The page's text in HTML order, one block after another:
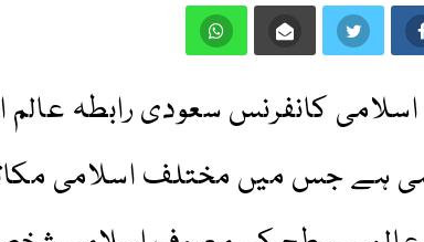
اسلامی کانفرنس سعودی رابطہ
ہے جس میں مختلف اسلامی